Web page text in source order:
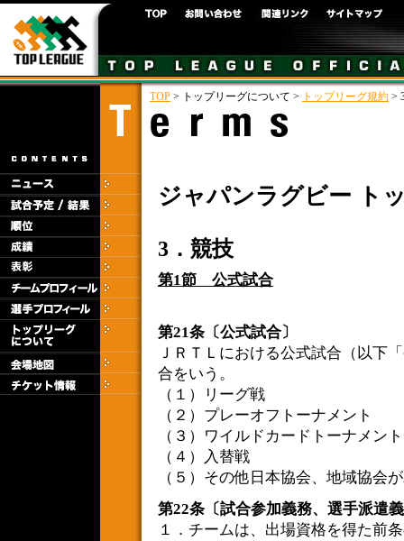
TOP > トップリーグについて > トップリーグ規約 >
ジャパンラグビー ト
3．競技
第1節 公式試合
第21条〔公式試合〕
ＪＲＴＬにおける公式試合（以下
合をいう。
（１）リーグ戦
（２）プレーオフトーナメント
（３）ワイルドカードトーナメント
（４）入替戦
（５）その他日本協会、地域協会
第22条〔試合参加義務、選手派遣
１．チームは、出場資格を得た前